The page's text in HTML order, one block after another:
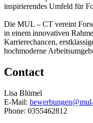
inspirierendes Umfeld für
Die MUL – CT vereint
in einem innovativen
Karrierechancen,
hochmoderne
Contact
Lisa Blümel
E-Mail:
Phone: 0355462812